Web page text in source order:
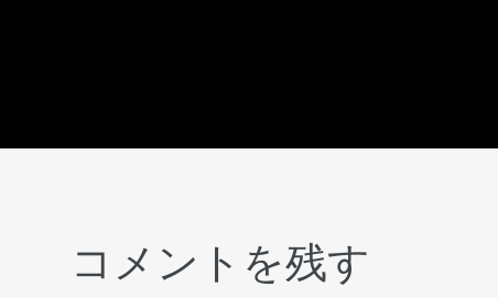
コメントを残す